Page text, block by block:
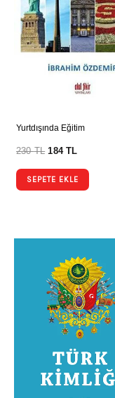
Yurtdışında Eğitim
230TL 184TL
SEPETE EKLE